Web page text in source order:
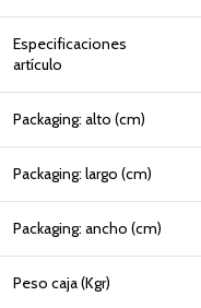
Especificaciones
artículo
Packaging: alto (cm)
Packaging: largo (cm)
Packaging: ancho (cm)
Peso caja (Kgr)